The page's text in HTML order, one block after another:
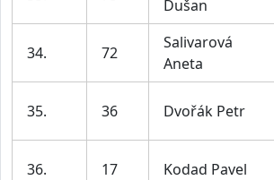
Dušan
34. 72
Salivarová
Aneta
35. 36 Dvořák Petr
36. 17 Kodad Pavel